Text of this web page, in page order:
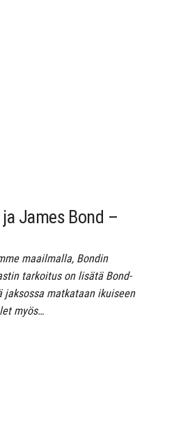
James Bond –
maailmalla, Bondin
tarkoitus on lisätä Bond-
jaksossa matkataan ikuiseen
myös…